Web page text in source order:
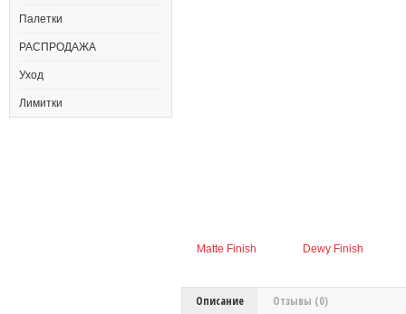
Палетки
РАСПРОДАЖА
Уход
Лимитки
Matte Finish Dewy Finish
Описание Отзывы (0)